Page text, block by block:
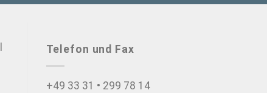
Telefon und Fax
+49 33 31 • 299 78 14